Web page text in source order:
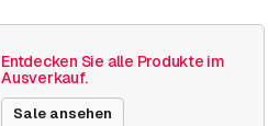
Indoor Kamera
Lokaler Speicher
5MP - 7MP
Entdecken Sie alle Produkte im
Ausverkauf.
Sale ansehen